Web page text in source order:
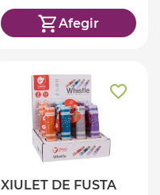
Afegir
XIULET DE FUSTA